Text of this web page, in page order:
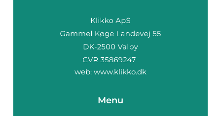
web: www.klikko.dk
Menu